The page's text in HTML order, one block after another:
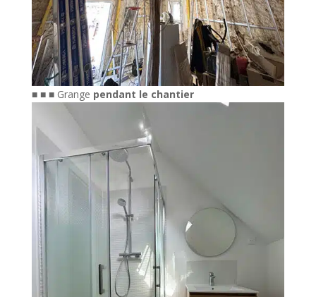
■ ■ ■ Grange pendant le chantier